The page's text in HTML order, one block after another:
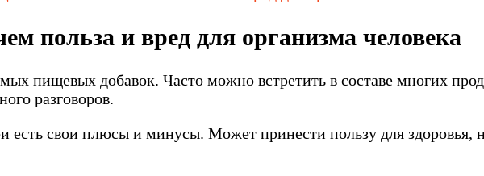
польза и вред для организма человека
пищевых добавок. Часто можно встретить в составе многих
разговоров.
есть свои плюсы и минусы. Может принести пользу для здоровья,